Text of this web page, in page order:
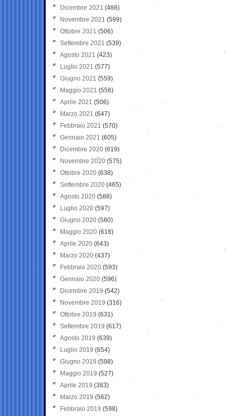
Dicembre 2021 (488)
Novembre 2021 (599)
Ottobre 2021 (506)
Settembre 2021 (539)
Agosto 2021 (423)
Luglio 2021 (577)
Giugno 2021(559)
Maggio 2021 (556)
Aprile 2021 (506)
Marzo 2021 (647)
Febbraio 2021 (570)
Gennaio 2021 (605)
Dicembre 2020 (619)
Novembre 2020 (575)
Ottobre 2020 (638)
Settembre 2020(465)
Agosto 2020 (588)
Luglio 2020 (597)
Giugno 2020 (580)
Maggio 2020 (618)
Aprile 2020 (643)
Marzo 2020 (437)
Febbraio 2020 (593)
Gennaio 2020 (596)
Dicembre 2019 (542)
Novembre 2019 (316)
Ottobre 2019 (631)
Settembre 2019 (617)
Agosto 2019 (639)
Luglio 2019 (654)
Giugno 2019 (598)
Maggio 2019 (527)
Aprile 2019 (383)
Marzo 2019 (562)
Febbraio 2019 (598)